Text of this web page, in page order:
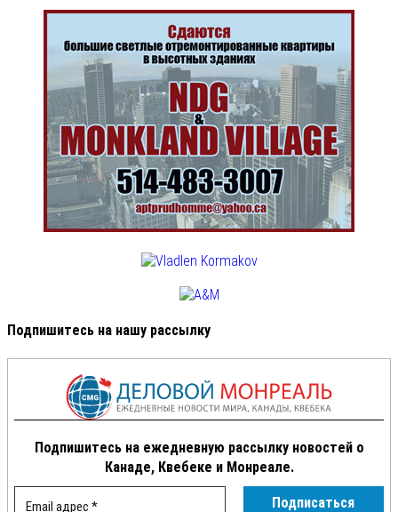
Подпишитесь на нашу рассылку
Подпишитесь на ежедневную рассылку новостей о
Канаде, Квебеке и Монреале.